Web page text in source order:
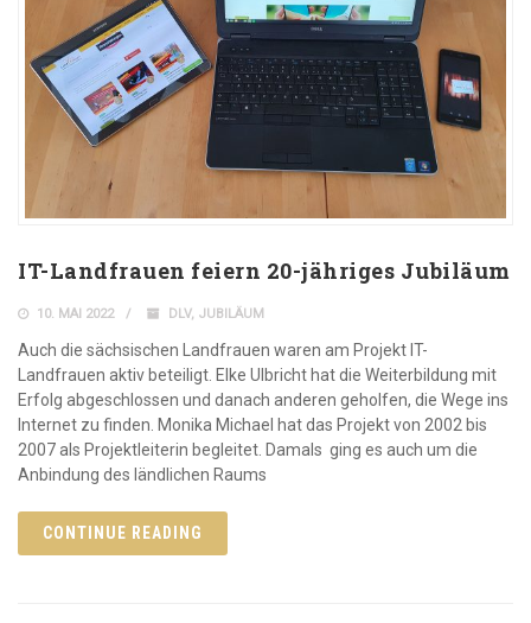
IT-Landfrauen feiern 20-jähriges Jubiläum
10. MAI 2022 DLV, JUBILÄUM
Auch die sächsischen Landfrauen waren am Projekt IT-
Landfrauen aktiv beteiligt. Elke Ulbricht hat die Weiterbildung mit
Erfolg abgeschlossen und danach anderen geholfen, die Wege ins
Internet zu finden. Monika Michael hat das Projekt von 2002 bis
2007 als Projektleiterin begleitet. Damals ging es auch um die
Anbindung des ländlichen Raums
CONTINUE READING